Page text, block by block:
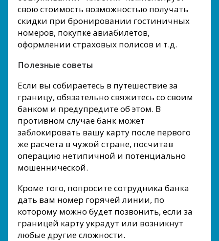
свою стоимость возможностью получать
скидки при бронировании гостиничных
номеров, покупке авиабилетов,
оформлении страховых полисов и т.д.
Полезные советы
Если вы собираетесь в путешествие за
границу, обязательно свяжитесь со своим
банком и предупредите об этом. В
противном случае банк может
заблокировать вашу карту после первого
же расчета в чужой стране, посчитав
операцию нетипичной и потенциально
мошеннической.
Кроме того, попросите сотрудника банка
дать вам номер горячей линии, по
которому можно будет позвонить, если за
границей карту украдут или возникнут
любые другие сложности.